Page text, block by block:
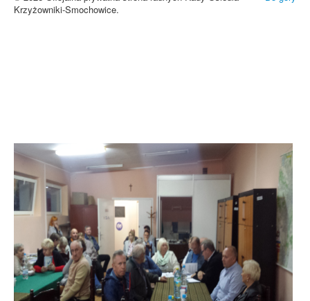
Krzyżowniki-Smochowice.